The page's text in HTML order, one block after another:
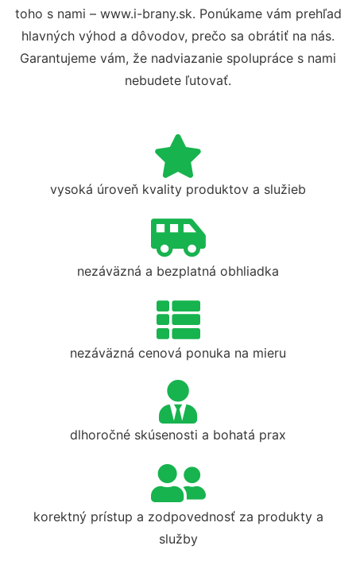
toho s nami – www.i-brany.sk. Ponúkame vám prehľad
hlavných výhod a dôvodov, prečo sa obrátiť na nás.
Garantujeme vám, že nadviazanie spolupráce s nami
nebudete ľutovať.
vysoká úroveň kvality produktov a služieb
nezáväzná a bezplatná obhliadka
nezáväzná cenová ponuka na mieru
dlhoročné skúsenosti a bohatá prax
korektný prístup a zodpovednosť za produkty a
služby